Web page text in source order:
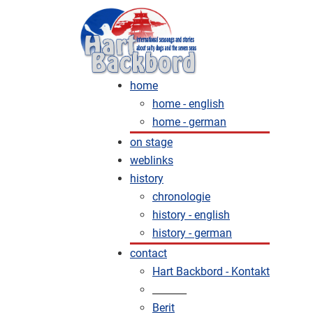
home
home - english
home - german
on stage
weblinks
history
chronologie
history - english
history - german
contact
Hart Backbord - Kontakt
Berit